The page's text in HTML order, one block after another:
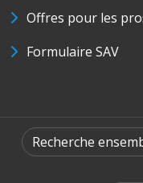
Offres pour les
Formulaire SAV
Recherche